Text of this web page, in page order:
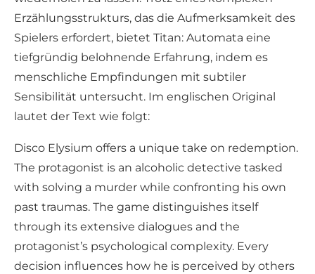
Erzählungsstrukturs, das die Aufmerksamkeit des
Spielers erfordert, bietet Titan: Automata eine
tiefgründig belohnende Erfahrung, indem es
menschliche Empfindungen mit subtiler
Sensibilität untersucht. Im englischen Original
lautet der Text wie folgt:
Disco Elysium offers a unique take on redemption.
The protagonist is an alcoholic detective tasked
with solving a murder while confronting his own
past traumas. The game distinguishes itself
through its extensive dialogues and the
protagonist’s psychological complexity. Every
decision influences how he is perceived by others